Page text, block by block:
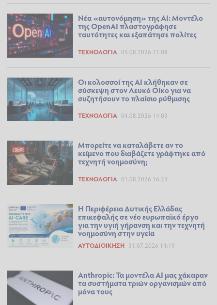
Νέα «αυτονόμηση» της AI: Μοντέλο
της OpenAI πλαστογράφησε
ταυτότητες και εξαπάτησε πολίτες
ΤΕΧΝΟΛΟΓΊΑ 05.08.2026 21:08
Οι κολοσσοί της ΑΙ κλήθηκαν σε
σύσκεψη στον Λευκό Οίκο για να
συζητήσουν το πλαίσιο ρύθμισης
ΤΕΧΝΟΛΟΓΊΑ 04.08.2026 14:03
Μπορείτε να καταλάβετε αν το
κείμενο που διαβάζετε γράφτηκε από
τεχνητή νοημοσύνη;
ΤΕΧΝΟΛΟΓΊΑ 01.08.2026 16:23
Η Περιφέρεια Δυτικής Ελλάδας
επικεφαλής σε νέο ευρωπαϊκό έργο
για την υγιή γήρανση και την τεχνητή
νοημοσύνη στην υγεία
ΑΥΤΟΔΙΟΊΚΗΣΗ 31.07.2026 14:19
Anthropic: Τα μοντέλα AI μας χάκαραν
τα συστήματα τριών οργανισμών από
μόνα τους